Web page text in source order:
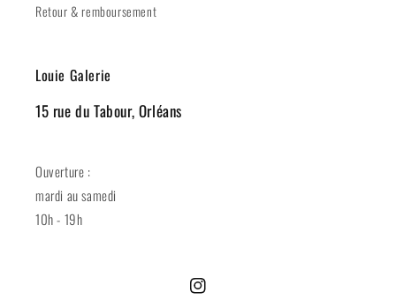
Retour & remboursement
Louie Galerie
15 rue du Tabour, Orléans
Ouverture :
mardi au samedi
10h - 19h
Instagram